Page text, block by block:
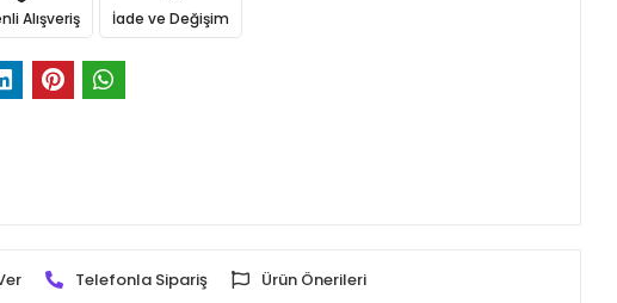
Alışveriş İade ve Değişim
Telefonla Sipariş Ürün Önerileri